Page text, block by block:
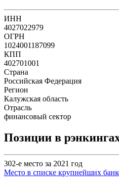
ИНН
4027022979
ОГРН
1024001187099
КПП
402701001
Страна
Российская Федерация
Регион
Калужская область
Отрасль
финансовый сектор
Позиции в
302-е место за 2021 год
Место в списке крупнейших